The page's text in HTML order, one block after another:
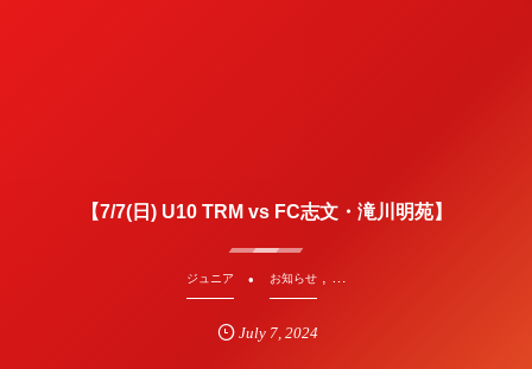
【7/7(日) U10 TRM vs FC志文・滝川明苑】
ジュニア お知らせ, …
July 7,2024